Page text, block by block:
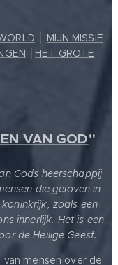
MIJN MISSIE
HET GROTE
VAN GOD"
Gods heerschappij
die geloven in
zoals een
innerlijk. Het is een
de Heilige Geest.
mensen over de